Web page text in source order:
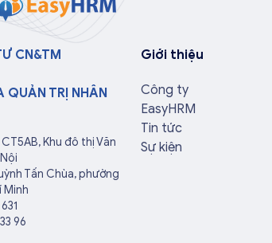
CN&TM
QUẢN TRỊ NHÂN
Khu đô thị Văn
Tấn Chùa, phường
Minh
96
Giới thiệu
Công ty
EasyHRM
Tin tức
Sự kiện